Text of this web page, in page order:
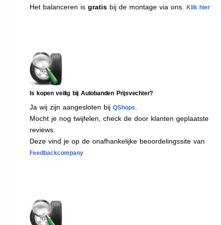
Het balanceren is gratis bij de montage via ons. Klik hier
Is kopen veilig bij Autobanden Prijsvechter?
Ja wij zijn aangesloten bij QShops
Mocht je nog twijfelen, check de door klanten geplaatste
reviews.
Deze vind je op de onafhankelijke beoordelingssite van
Feedbackcompany